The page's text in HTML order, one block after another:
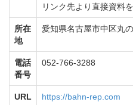
リンク先より直接資料
所在
地
愛知県名古屋市中区丸
電話
番号
052-766-3288
URL https://bahn-rep.com